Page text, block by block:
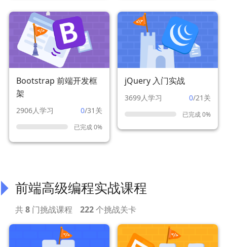
Bootstrap 前端开发框
架
2906人学习 0/31关
已完成 0%
jQuery 入门实战
3699人学习 0/21关
已完成 0%
前端高级编程实战课程
共8 门挑战课程 222个挑战关卡